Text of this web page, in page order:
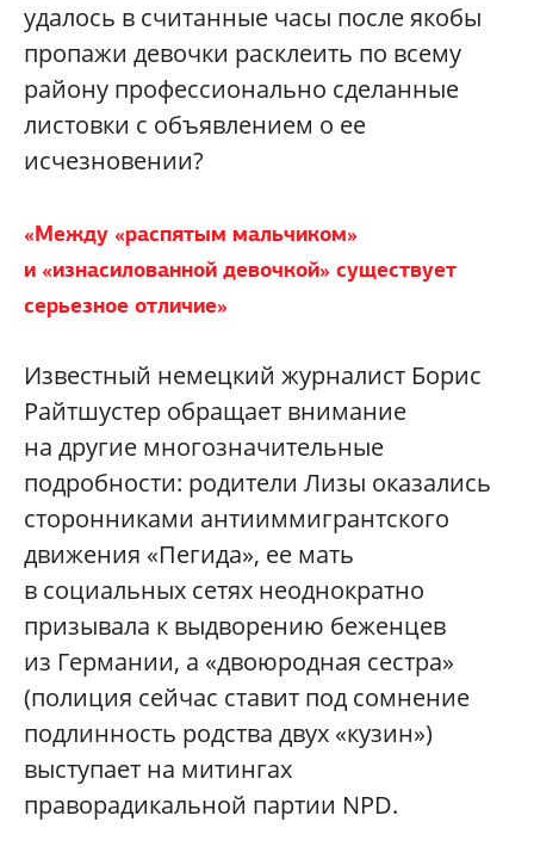
удалось в считанные часы после якобы
пропажи девочки расклеить по всему
району профессионально сделанные
листовки с объявлением о ее
исчезновении?
«Между «распятым мальчиком»
и «изнасилованной девочкой» существует
серьезное отличие»
Известный немецкий журналист Борис
Райтшустер обращает внимание
на другие многозначительные
подробности: родители Лизы оказались
сторонниками антииммигрантского
движения «Пегида», ее мать
в социальных сетях неоднократно
призывала к выдворению беженцев
из Германии, а «двоюродная сестра»
(полиция сейчас ставит под сомнение
подлинность родства двух «кузин»)
выступает на митингах
праворадикальной партии NPD.